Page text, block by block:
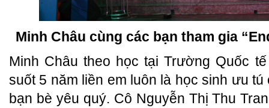
Minh Châu cùng các bạn tham gia
Minh Châu theo học tại Trường Quốc
suốt 5 năm liền em luôn là học sinh ưu
bạn bè yêu quý. Cô Nguyễn Thị Thu